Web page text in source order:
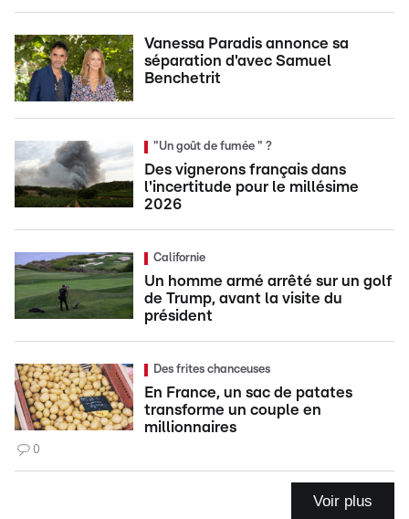
Vanessa Paradis annonce sa
séparation d'avec Samuel
Benchetrit
"Un goût de fumée " ?
Des vignerons français dans
l'incertitude pour le millésime
2026
Californie
Un homme armé arrêté sur un golf
de Trump, avant la visite du
président
Des frites chanceuses
En France, un sac de patates
transforme un couple en
millionnaires
0
Voir plus